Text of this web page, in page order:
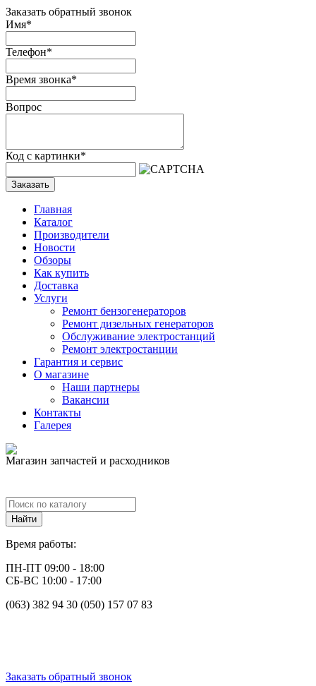
Заказать обратный звонок
Имя*
Телефон*
Время звонка*
Вопрос
Код с картинки*
Заказать
Главная
Каталог
Производители
Новости
Обзоры
Как купить
Доставка
Услуги
Ремонт бензогенераторов
Ремонт дизельных генераторов
Обслуживание электростанций
Ремонт электростанции
Гарантия и сервис
О магазине
Наши партнеры
Вакансии
Контакты
Галерея
Магазин запчастей и расходников
Время работы:
ПН-ПТ 09:00 - 18:00
СБ-ВС 10:00 - 17:00
(063) 382 94 30 (050) 157 07 83
Заказать обратный звонок